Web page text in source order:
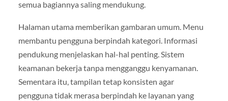
semua bagiannya saling mendukung.
Halaman utama memberikan gambaran umum. Menu
membantu pengguna berpindah kategori. Informasi
pendukung menjelaskan hal-hal penting. Sistem
keamanan bekerja tanpa mengganggu kenyamanan.
Sementara itu, tampilan tetap konsisten agar
pengguna tidak merasa berpindah ke layanan yang